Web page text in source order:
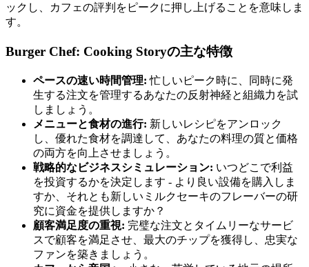
ックし、カフェの評判をピークに押し上げることを意味しま
す。
Burger Chef: Cooking Storyの主な特徴
ペースの速い時間管理: 忙しいピーク時に、同時に発
生する注文を管理するあなたの反射神経と組織力を試
しましょう。
メニューと食材の進行: 新しいレシピをアンロック
し、優れた食材を調達して、あなたの料理の質と価格
の両方を向上させましょう。
戦略的なビジネスシミュレーション: いつどこで利益
を投資するかを決定します - より良い設備を購入しま
すか、それとも新しいミルクセーキのフレーバーの研
究に資金を提供しますか？
顧客満足度の重視: 完璧な注文とタイムリーなサービ
スで顧客を満足させ、最大のチップを獲得し、忠実な
ファンを築きましょう。